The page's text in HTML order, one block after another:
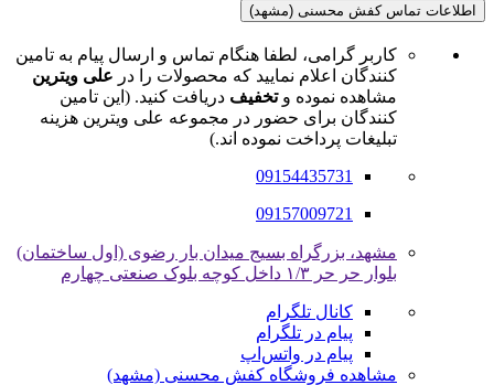
اطلاعات تماس کفش محسنی (مشهد)
کاربر گرامی، لطفا هنگام تماس و ارسال پیام به تامین
کنندگان اعلام نمایید که محصولات را در علی ویترین
مشاهده نموده وتخفیف دریافت کنید. (این تامین
کنندگان برای حضور در مجموعه علی ویترین هزینه
تبلیغات پرداخت نموده اند.)
09154435731
09157009721
مشهد، بزرگراه بسیج میدان بار رضوی (اول ساختمان)
بلوار حر حر ۱/۳ داخل کوچه بلوک صنعتی چهارم
کانال تلگرام
پیام در تلگرام
پیام در واتس‌اپ
مشاهده فروشگاه کفش محسنی (مشهد)